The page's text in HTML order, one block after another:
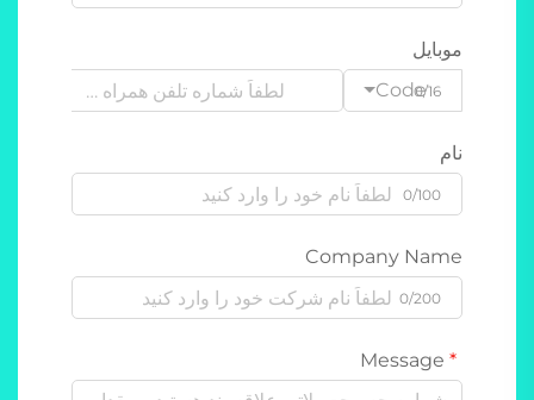
موبایل
Code0/16
نام
0/100
Company Name
0/200